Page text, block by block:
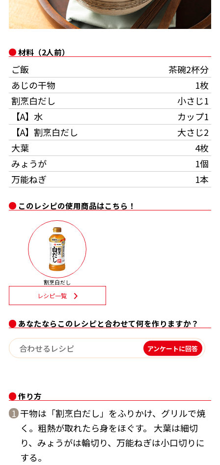
旨さ、別格。だし屋の鍋 韓福善シリーズ
サッと鍋®
楽チン屋®
新鮮一番 『氷熟®』
汁物レシピ
おいしいレシピを商品から探す
かつお節レシピ
めんつゆレシピ
割烹白だしレシピ
割烹白だしレシピ特集
だし巻き卵特集
かつおだしが決め手！簡単茶碗蒸し
かつお節・だしをもっと知る
かつお節・だしを楽しむ
だしコミュ
- 百年対話
採用情報
- ジョブリターン制
ヤマキお客様相談室
オンラインショップ
Global
このレシピの使用商品はこちら！
割烹白だし
レシピ一覧
あなたならこのレシピと合わせて何を作りますか？
アンケートに回答
作り方
1 干物は「割烹白だし」をふりかけ、グリルで焼
く。粗熱が取れたら身をほぐす。 大葉は細切
り、みょうがは輪切り、万能ねぎは小口切りに
する。
材料（2人前）
ご飯
茶碗2杯分
あじの干物
1枚
割烹白だし
小さじ1
【A】水
カップ1
【A】割烹白だし
大さじ2
大葉
4枚
みょうが
1個
万能ねぎ
1本